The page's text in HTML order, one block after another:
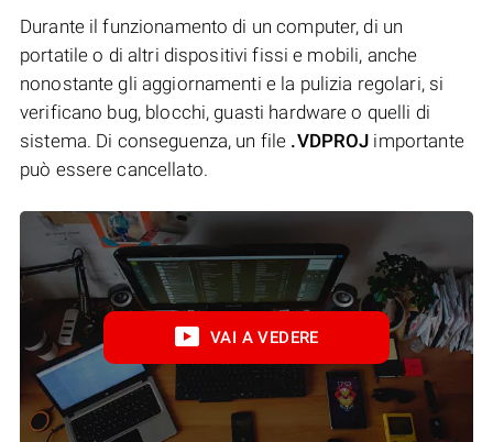
Durante il funzionamento di un computer, di un
portatile o di altri dispositivi fissi e mobili, anche
nonostante gli aggiornamenti e la pulizia regolari, si
verificano bug, blocchi, guasti hardware o quelli di
sistema. Di conseguenza, un file .VDPROJ importante
può essere cancellato.
VAI A VEDERE